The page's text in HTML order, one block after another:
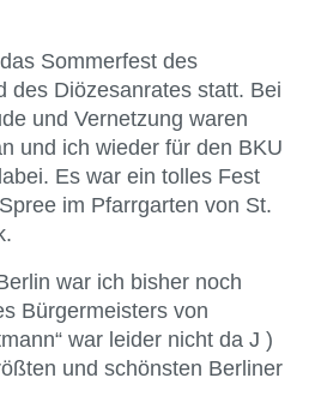
Sommerfest des
des Diözesanrates statt. Bei
und Vernetzung waren
und ich wieder für den BKU
Es war ein tolles Fest
im Pfarrgarten von St.
war ich bisher noch
Bürgermeisters von
war leider nicht da J )
und schönsten Berliner